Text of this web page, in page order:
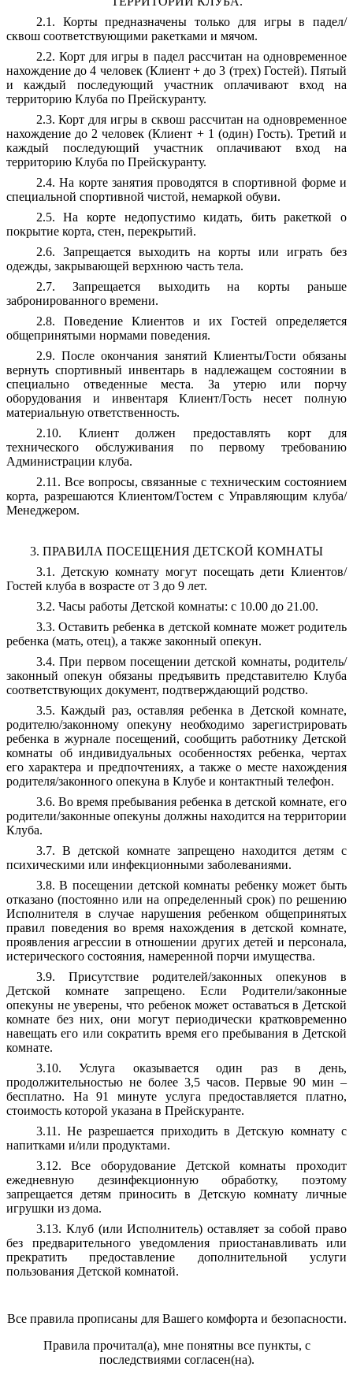
2.1. Корты предназначены только для игры в падел/
сквош соответствующими ракетками и мячом.
2.2. Корт для игры в падел рассчитан на одновременное
нахождение до 4 человек (Клиент + до 3 (трех) Гостей). Пятый
и каждый последующий участник оплачивают вход на
территорию Клуба по Прейскуранту.
2.3. Корт для игры в сквош рассчитан на одновременное
нахождение до 2 человек (Клиент + 1 (один) Гость). Третий и
каждый последующий участник оплачивают вход на
территорию Клуба по Прейскуранту.
2.4. На корте занятия проводятся в спортивной форме и
специальной спортивной чистой, немаркой обуви.
2.5. На корте недопустимо кидать, бить ракеткой о
покрытие корта, стен, перекрытий.
2.6. Запрещается выходить на корты или играть без
одежды, закрывающей верхнюю часть тела.
2.7. Запрещается выходить на корты раньше
забронированного времени.
2.8. Поведение Клиентов и их Гостей определяется
общепринятыми нормами поведения.
2.9. После окончания занятий Клиенты/Гости обязаны
вернуть спортивный инвентарь в надлежащем состоянии в
специально отведенные места. За утерю или порчу
оборудования и инвентаря Клиент/Гость несет полную
материальную ответственность.
2.10. Клиент должен предоставлять корт для
технического обслуживания по первому требованию
Администрации клуба.
2.11. Все вопросы, связанные с техническим состоянием
корта, разрешаются Клиентом/Гостем с Управляющим клуба/
Менеджером.
3. ПРАВИЛА ПОСЕЩЕНИЯ ДЕТСКОЙ КОМНАТЫ
3.1. Детскую комнату могут посещать дети Клиентов/
Гостей клуба в возрасте от 3 до 9 лет.
3.2. Часы работы Детской комнаты: с 10.00 до 21.00.
3.3. Оставить ребенка в детской комнате может родитель
ребенка (мать, отец), а также законный опекун.
3.4. При первом посещении детской комнаты, родитель/
законный опекун обязаны предъявить представителю Клуба
соответствующих документ, подтверждающий родство.
3.5. Каждый раз, оставляя ребенка в Детской комнате,
родителю/законному опекуну необходимо зарегистрировать
ребенка в журнале посещений, сообщить работнику Детской
комнаты об индивидуальных особенностях ребенка, чертах
его характера и предпочтениях, а также о месте нахождения
родителя/законного опекуна в Клубе и контактный телефон.
3.6. Во время пребывания ребенка в детской комнате, его
родители/законные опекуны должны находится на территории
Клуба.
3.7. В детской комнате запрещено находится детям с
психическими или инфекционными заболеваниями.
3.8. В посещении детской комнаты ребенку может быть
отказано (постоянно или на определенный срок) по решению
Исполнителя в случае нарушения ребенком общепринятых
правил поведения во время нахождения в детской комнате,
проявления агрессии в отношении других детей и персонала,
истерического состояния, намеренной порчи имущества.
3.9. Присутствие родителей/законных опекунов в
Детской комнате запрещено. Если Родители/законные
опекуны не уверены, что ребенок может оставаться в Детской
комнате без них, они могут периодически кратковременно
навещать его или сократить время его пребывания в Детской
комнате.
3.10. Услуга оказывается один раз в день,
продолжительностью не более 3,5 часов. Первые 90 мин –
бесплатно. На 91 минуте услуга предоставляется платно,
стоимость которой указана в Прейскуранте.
3.11. Не разрешается приходить в Детскую комнату с
напитками и/или продуктами.
3.12. Все оборудование Детской комнаты проходит
ежедневную дезинфекционную обработку, поэтому
запрещается детям приносить в Детскую комнату личные
игрушки из дома.
3.13. Клуб (или Исполнитель) оставляет за собой право
без предварительного уведомления приостанавливать или
прекратить предоставление дополнительной услуги
пользования Детской комнатой.
Все правила прописаны для Вашего комфорта и безопасности.
Правила прочитал(а), мне понятны все пункты, с
последствиями согласен(на).